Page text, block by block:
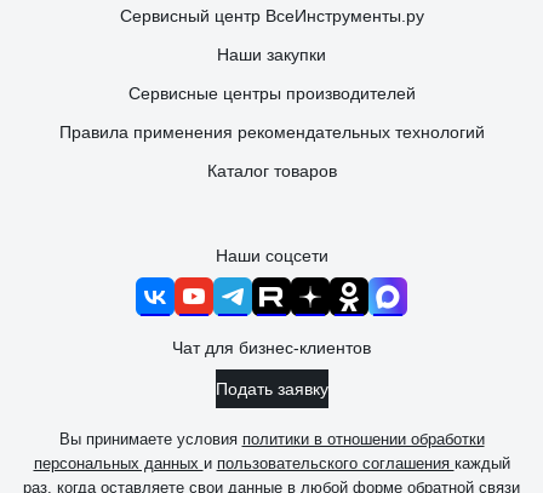
Сервисный центр ВсеИнструменты.ру
Наши закупки
Сервисные центры производителей
Правила применения рекомендательных технологий
Каталог товаров
Наши соцсети
Чат для бизнес-клиентов
Подать заявку
Вы принимаете условия политики в отношении обработки
персональных данных и пользовательского соглашения каждый
раз, когда оставляете свои данные в любой форме обратной связи